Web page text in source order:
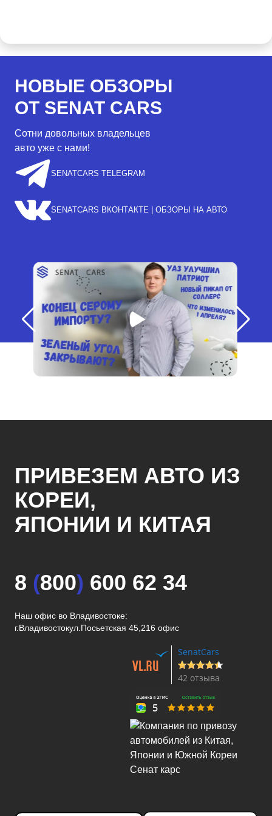
НОВЫЕ ОБЗОРЫ
ОТ SENAT CARS
Сотни довольных владельцев
авто уже с нами!
SENATCARS TELEGRAM
SENATCARS ВКОНТАКТЕ | ОБЗОРЫ НА АВТО
ПРИВЕЗЕМ АВТО ИЗ
КОРЕИ,
ЯПОНИИ И КИТАЯ
8 (800) 600 62 34
Наш офис во Владивостоке:
г.Владивостокул.Посьетская 45,216 офис
SenatCars
42 отзыва